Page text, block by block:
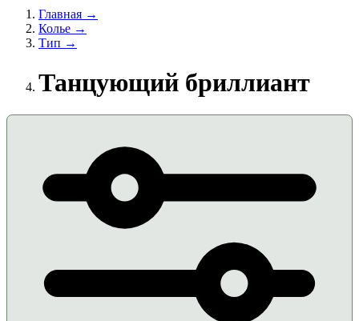
Главная →
Колье →
Тип →
Танцующий бриллиант